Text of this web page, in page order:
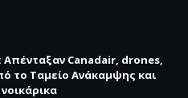
Canadair, drones,
το Ταμείο Ανάκαμψης και